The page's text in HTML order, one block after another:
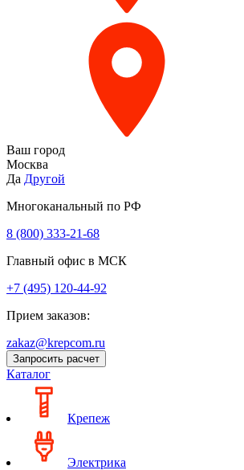
Ваш город
Москва
Да Другой
Многоканальный по РФ
8 (800) 333‑21-68
Главный офис в МСК
+7 (495) 120-44-92
Прием заказов:
zakaz@krepcom.ru
Запросить расчет
Каталог
Крепеж
Электрика